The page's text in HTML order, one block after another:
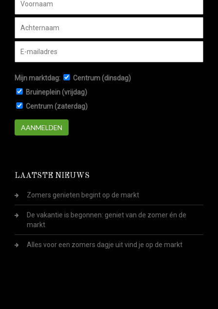
Mijn marktdag:
Centrum (dinsdag)
Bruineplein (vrijdag)
Centrum (zaterdag)
AANMELDEN
LAATSTE NIEUWS
Zomers genieten begint op de markt
De vakantie is begonnen: geniet van de zomer én de
markt
Alles voor een zomers dagje uit vind je op de markt